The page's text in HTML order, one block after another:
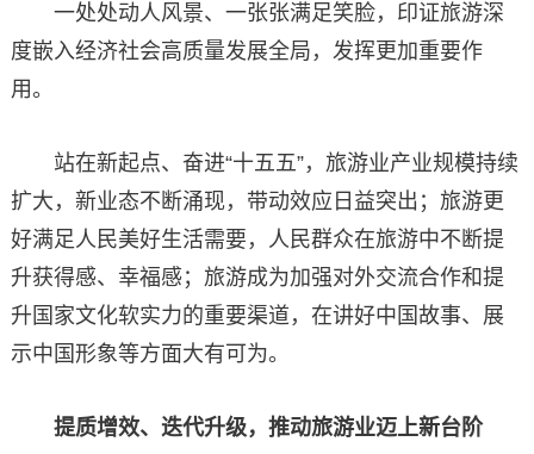
一处处动人风景、一张张满足笑脸，印证旅游深
度嵌入经济社会高质量发展全局，发挥更加重要作
用。
站在新起点、奋进“十五五”，旅游业产业规模持续
扩大，新业态不断涌现，带动效应日益突出；旅游更
好满足人民美好生活需要，人民群众在旅游中不断提
升获得感、幸福感；旅游成为加强对外交流合作和提
升国家文化软实力的重要渠道，在讲好中国故事、展
示中国形象等方面大有可为。
提质增效、迭代升级，推动旅游业迈上新台阶